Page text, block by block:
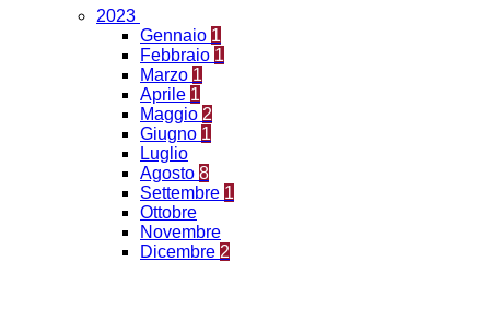
2023
Gennaio 1
Febbraio 1
Marzo 1
Aprile 1
Maggio 2
Giugno 1
Luglio
Agosto 8
Settembre 1
Ottobre
Novembre
Dicembre 2